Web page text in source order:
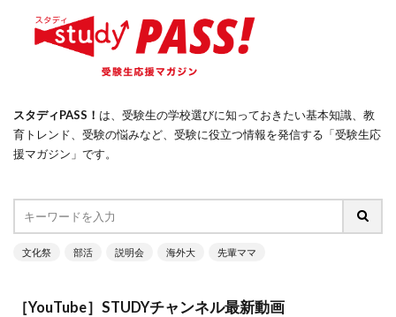
スタディPASS！ は、受験生の学校選びに知っておきたい基本知識、教
育トレンド、受験の悩みなど、受験に役立つ情報を発信する「受験生応
援マガジン」です。
文化祭 部活 説明会 海外大 先輩ママ
［YouTube］STUDYチャンネル最新動画